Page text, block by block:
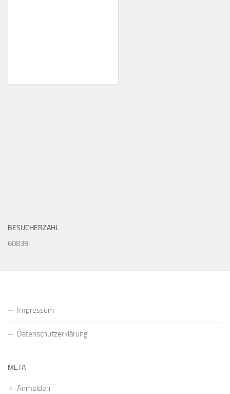
BESUCHERZAHL
60839
Impressum
Datenschutzerklärung
META
Anmelden